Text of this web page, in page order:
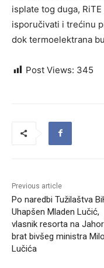
isplate tog duga,
isporučivati i trećinu
dok termoelektrana
Post Views: 345
Previous article
Po naredbi Tužilaštva
Uhapšen Mladen Lučić,
vlasnik resorta na
brat bivšeg ministra
Lučića